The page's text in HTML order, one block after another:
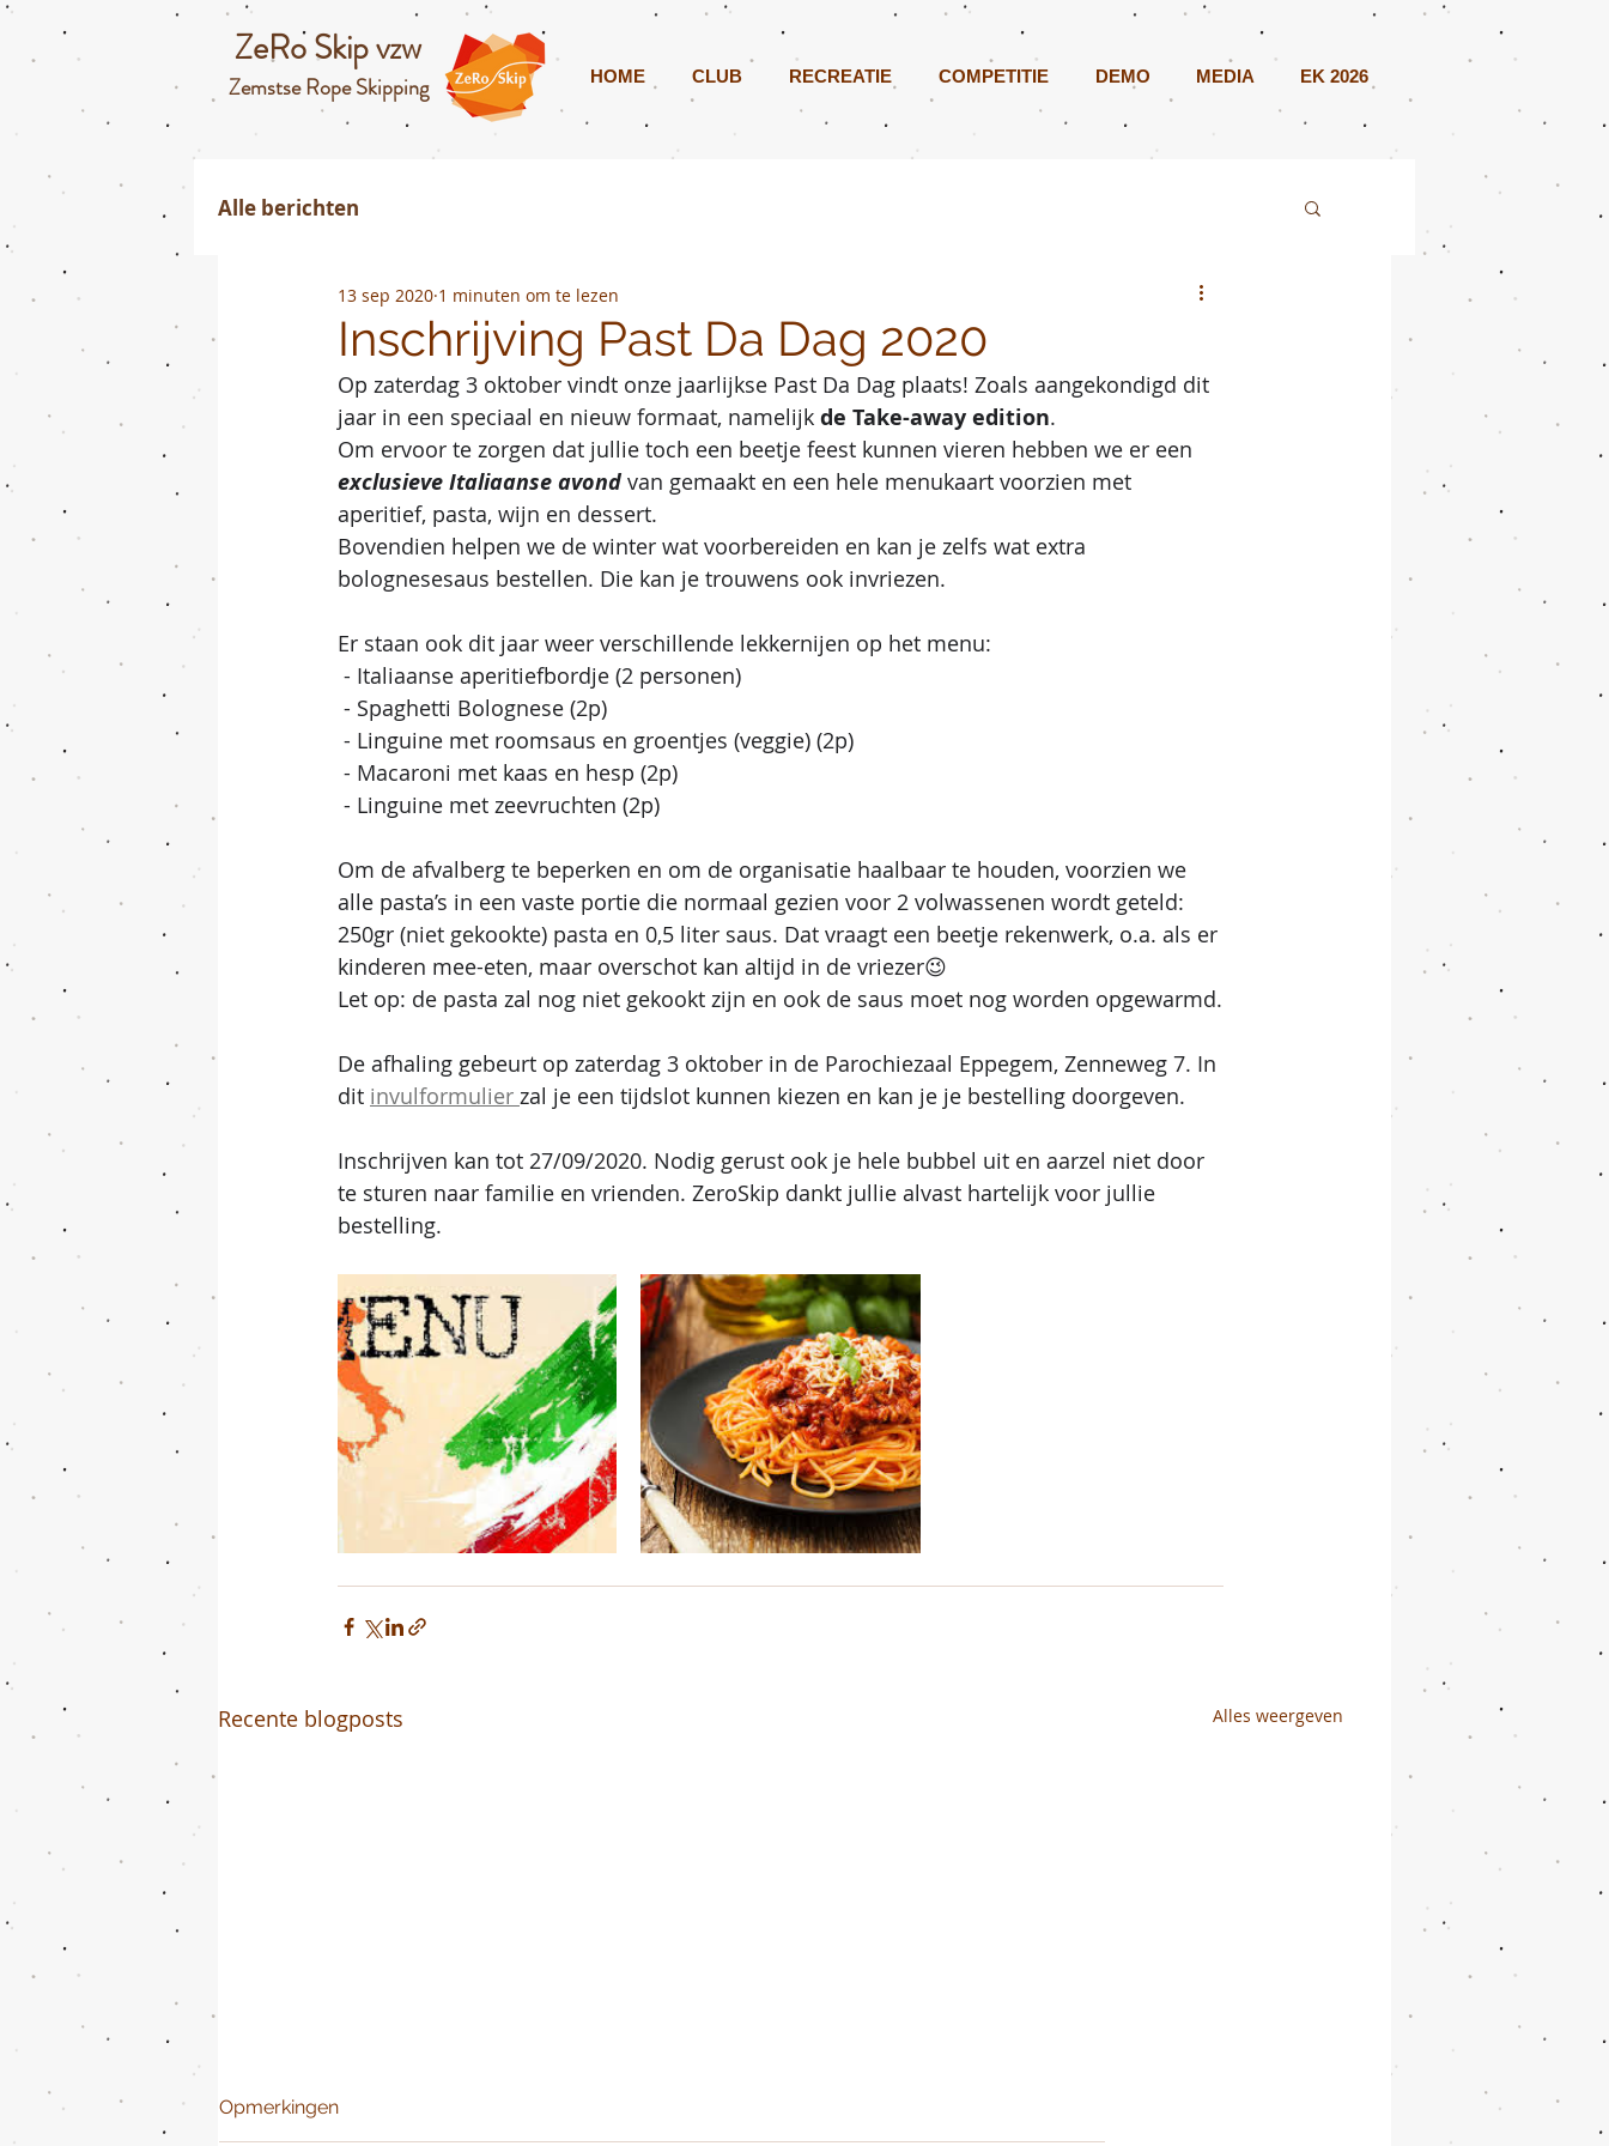
ZeRo Skip vzw
Zemstse Rope Skipping HOME CLUB RECREATIE COMPETITIE DEMO MEDIA EK 2026
Alle berichten
Inschrijving Past Da Dag 2020
13 sep 2020 1 minuten om te lezen
Op zaterdag 3 oktober vindt onze jaarlijkse Past Da Dag plaats! Zoals aangekondigd dit
jaar in een speciaal en nieuw formaat, namelijk de Take-away edition.
Om ervoor te zorgen dat jullie toch een beetje feest kunnen vieren hebben we er een
exclusieve Italiaanse avond van gemaakt en een hele menukaart voorzien met
aperitief, pasta, wijn en dessert.
Bovendien helpen we de winter wat voorbereiden en kan je zelfs wat extra
bolognesesaus bestellen. Die kan je trouwens ook invriezen.
Er staan ook dit jaar weer verschillende lekkernijen op het menu:
- Italiaanse aperitiefbordje (2 personen)
- Spaghetti Bolognese (2p)
- Linguine met roomsaus en groentjes (veggie) (2p)
- Macaroni met kaas en hesp (2p)
- Linguine met zeevruchten (2p)
Om de afvalberg te beperken en om de organisatie haalbaar te houden, voorzien we
alle pasta’s in een vaste portie die normaal gezien voor 2 volwassenen wordt geteld:
250gr (niet gekookte) pasta en 0,5 liter saus. Dat vraagt een beetje rekenwerk, o.a. als er
kinderen mee-eten, maar overschot kan altijd in de vriezer😉
Let op: de pasta zal nog niet gekookt zijn en ook de saus moet nog worden opgewarmd.
De afhaling gebeurt op zaterdag 3 oktober in de Parochiezaal Eppegem, Zenneweg 7. In
dit invulformulier zal je een tijdslot kunnen kiezen en kan je je bestelling doorgeven.
Inschrijven kan tot 27/09/2020. Nodig gerust ook je hele bubbel uit en aarzel niet door
te sturen naar familie en vrienden. ZeroSkip dankt jullie alvast hartelijk voor jullie
bestelling.
Recente blogposts Alles weergeven
Opmerkingen